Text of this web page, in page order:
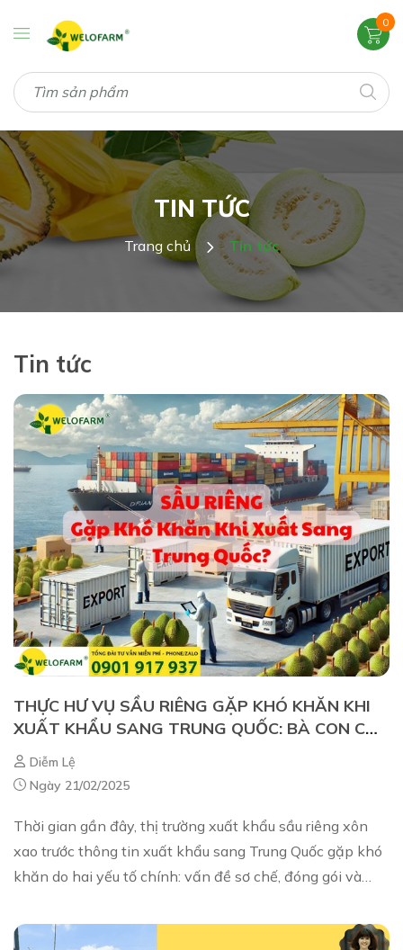
0
TIN TỨC
Trang chủ Tin tức
Tin tức
THỰC HƯ VỤ SẦU RIÊNG GẶP KHÓ KHĂN KHI
XUẤT KHẨU SANG TRUNG QUỐC: BÀ CON CẦN
BIẾT GÌ?
Diễm Lệ
Ngày 21/02/2025
Thời gian gần đây, thị trường xuất khẩu sầu riêng xôn
xao trước thông tin xuất khẩu sang Trung Quốc gặp khó
khăn do hai yếu tố chính: vấn đề sơ chế, đóng gói và